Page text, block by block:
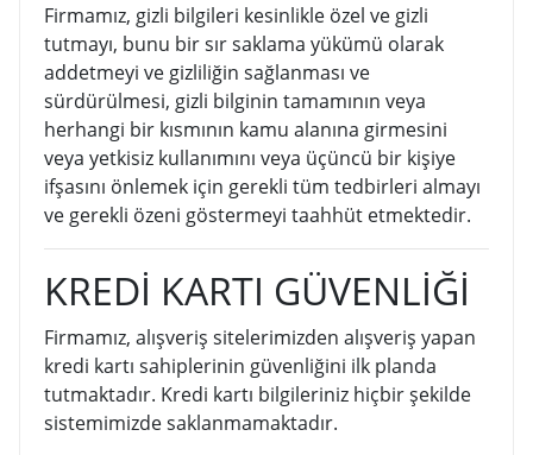
Firmamız, gizli bilgileri kesinlikle özel ve gizli
tutmayı, bunu bir sır saklama yükümü olarak
addetmeyi ve gizliliğin sağlanması ve
sürdürülmesi, gizli bilginin tamamının veya
herhangi bir kısmının kamu alanına girmesini
veya yetkisiz kullanımını veya üçüncü bir kişiye
ifşasını önlemek için gerekli tüm tedbirleri almayı
ve gerekli özeni göstermeyi taahhüt etmektedir.
KREDİ KARTI GÜVENLİĞİ
Firmamız, alışveriş sitelerimizden alışveriş yapan
kredi kartı sahiplerinin güvenliğini ilk planda
tutmaktadır. Kredi kartı bilgileriniz hiçbir şekilde
sistemimizde saklanmamaktadır.